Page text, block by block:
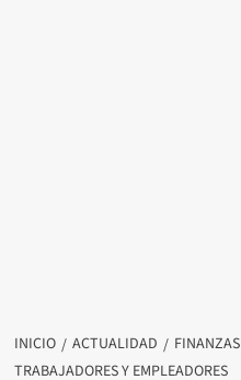
INICIO ACTUALIDAD FINANZAS
TRABAJADORES Y EMPLEADORES